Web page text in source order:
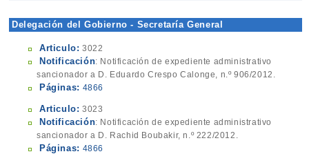
Delegación del Gobierno - Secretaría General
Articulo: 3022
Notificación: Notificación de expediente administrativo
sancionador a D. Eduardo Crespo Calonge, n.º 906/2012.
Páginas: 4866
Articulo: 3023
Notificación: Notificación de expediente administrativo
sancionador a D. Rachid Boubakir, n.º 222/2012.
Páginas: 4866